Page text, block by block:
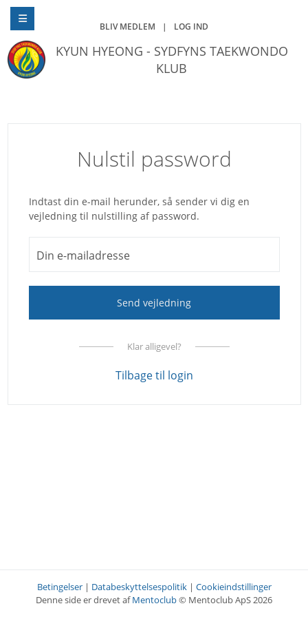
BLIV MEDLEM | LOG IND
KYUN HYEONG - SYDFYNS TAEKWONDO
KLUB
Nulstil password
Indtast din e-mail herunder, så sender vi dig en
vejledning til nulstilling af password.
Din e-mailadresse
Send vejledning
Klar alligevel?
Tilbage til login
Betingelser | Databeskyttelsespolitik | Cookieindstillinger
Denne side er drevet afMentoclub© Mentoclub ApS 2026